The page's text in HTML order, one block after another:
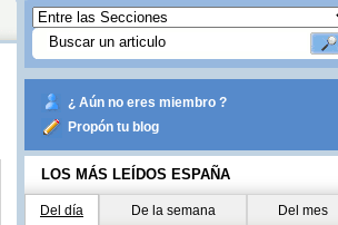
¿ Aún no eres miembro ?
Propón tu blog
LOS MÁS LEÍDOS ESPAÑA
Del día De la semana Del mes